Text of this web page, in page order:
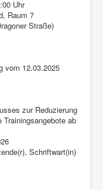
Uhr
Raum 7
Straße)
vom 12.03.2025
zur Reduzierung
ab
Schriftwart(in)